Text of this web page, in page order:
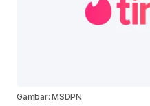
Gambar: MSDPN